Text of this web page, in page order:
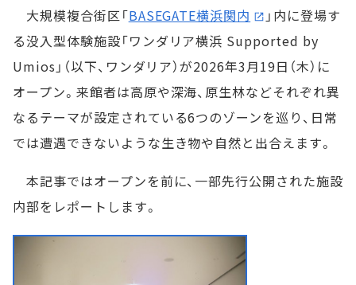
大規模複合街区「BASEGATE横浜関内
」内に登場す
る没入型体験施設「ワンダリア横浜 Supported by
Umios」（以下、ワンダリア）が2026年3月19日（木）に
オープン。来館者は高原や深海、原生林などそれぞれ異
なるテーマが設定されている6つのゾーンを巡り、日常
では遭遇できないような生き物や自然と出合えます。
本記事ではオープンを前に、一部先行公開された施設
内部をレポートします。